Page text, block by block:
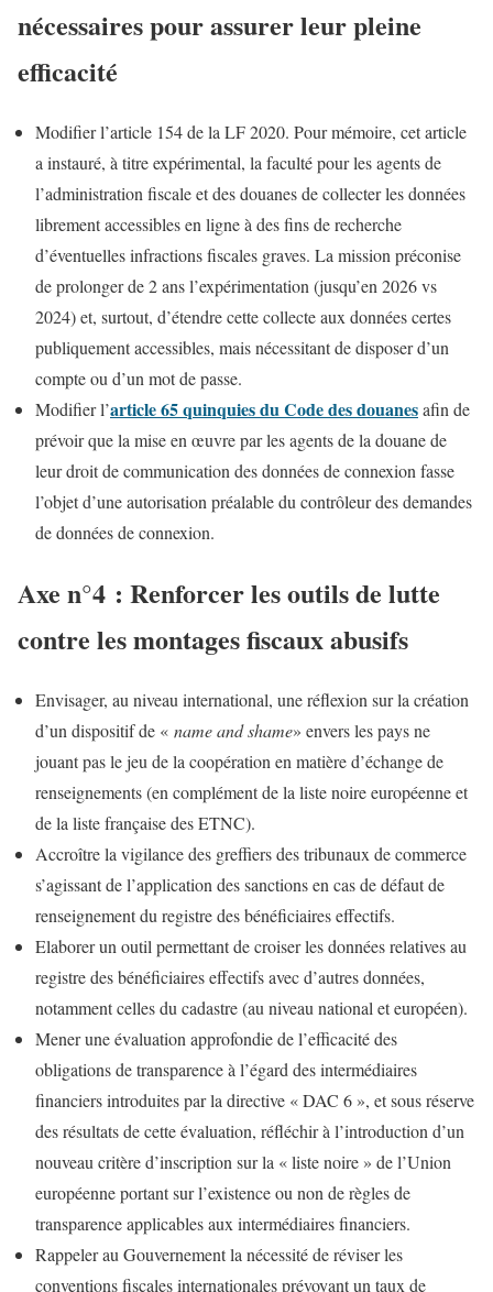
nécessaires pour assurer leur pleine
efficacité
Modifier l’article 154 de la LF 2020. Pour mémoire, cet article
a instauré, à titre expérimental, la faculté pour les agents de
l’administration fiscale et des douanes de collecter les données
librement accessibles en ligne à des fins de recherche
d’éventuelles infractions fiscales graves. La mission préconise
de prolonger de 2 ans l’expérimentation (jusqu’en 2026 vs
2024) et, surtout, d’étendre cette collecte aux données certes
publiquement accessibles, mais nécessitant de disposer d’un
compte ou d’un mot de passe.
Modifier l’article 65 quinquies du Code des douanesafin de
prévoir que la mise en œuvre par les agents de la douane de
leur droit de communication des données de connexion fasse
l’objet d’une autorisation préalable du contrôleur des demandes
de données de connexion.
Axe n°4 : Renforcer les outils de lutte
contre les montages fiscaux abusifs
Envisager, au niveau international, une réflexion sur la création
d’un dispositif de « name and shame» envers les pays ne
jouant pas le jeu de la coopération en matière d’échange de
renseignements (en complément de la liste noire européenne et
de la liste française des ETNC).
Accroître la vigilance des greffiers des tribunaux de commerce
s’agissant de l’application des sanctions en cas de défaut de
renseignement du registre des bénéficiaires effectifs.
Elaborer un outil permettant de croiser les données relatives au
registre des bénéficiaires effectifs avec d’autres données,
notamment celles du cadastre (au niveau national et européen).
Mener une évaluation approfondie de l’efficacité des
obligations de transparence à l’égard des intermédiaires
financiers introduites par la directive « DAC 6 », et sous réserve
des résultats de cette évaluation, réfléchir à l’introduction d’un
nouveau critère d’inscription sur la « liste noire » de l’Union
européenne portant sur l’existence ou non de règles de
transparence applicables aux intermédiaires financiers.
Rappeler au Gouvernement la nécessité de réviser les
conventions fiscales internationales prévoyant un taux de